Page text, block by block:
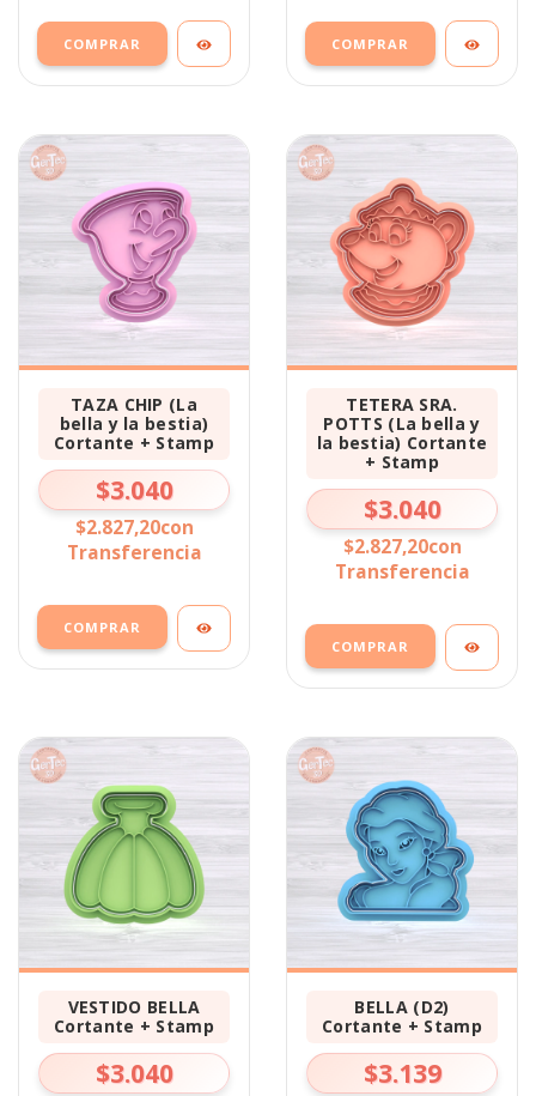
COMPRAR COMPRAR
TAZA CHIP (La
bella y la bestia)
Cortante + Stamp
$3.040
$2.827,20con
Transferencia
COMPRAR
TETERA SRA.
POTTS (La bella y
la bestia) Cortante
+ Stamp
$3.040
$2.827,20con
Transferencia
COMPRAR
VESTIDO BELLA
Cortante + Stamp
$3.040
BELLA (D2)
Cortante + Stamp
$3.139